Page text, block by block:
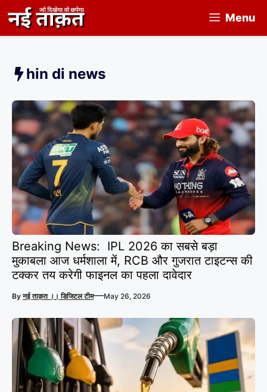
to
content
Menu
hin di news
Breaking News: IPL 2026 का सबसे बड़ा
मुकाबला आज धर्मशाला में, RCB और गुजरात टाइटन्स की
टक्कर तय करेगी फाइनल का पहला दावेदार
Byनई ताक़त ।। डिजिटल टीम—May 26, 2026